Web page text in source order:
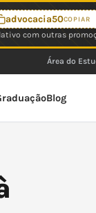
advocacia50COPIAR
com outras
Área do
Blog